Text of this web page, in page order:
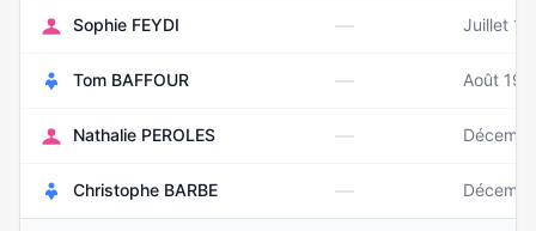
Sophie FEYDI — Juillet
Tom BAFFOUR — Août
Nathalie PEROLES —
Christophe BARBE —